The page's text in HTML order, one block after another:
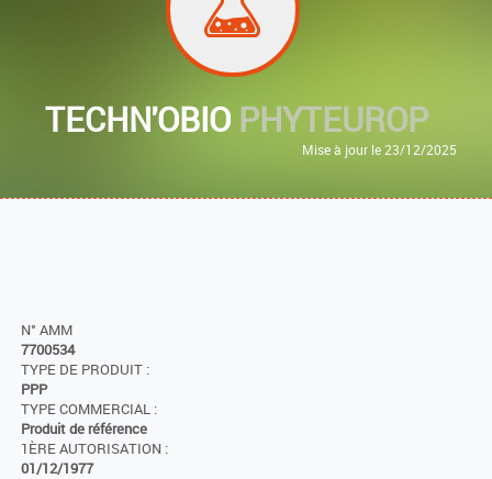
TECHN'OBIO PHYTEUROP
Mise à jour le 23/12/2025
N° AMM
7700534
TYPE DE PRODUIT :
PPP
TYPE COMMERCIAL :
Produit de référence
1ÈRE AUTORISATION :
01/12/1977